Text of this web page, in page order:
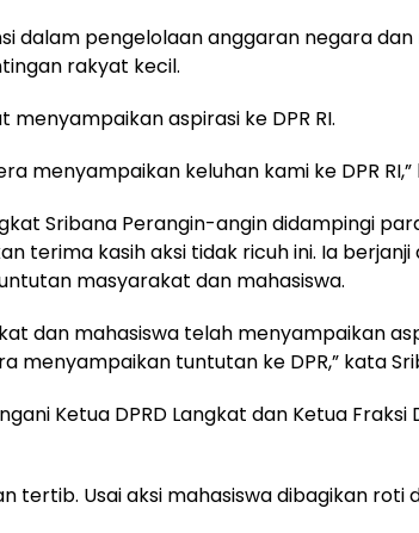
dalam pengelolaan anggaran negara
rakyat kecil.
aspirasi ke DPR RI.
menyampaikan keluhan kami ke DPR RI,”
Sribana Perangin-angin didampingi
terima kasih aksi tidak ricuh ini. Ia berjanji
masyarakat dan mahasiswa.
dan mahasiswa telah menyampaikan
menyampaikan tuntutan ke DPR,” kata
Ketua DPRD Langkat dan Ketua Fraksi
tertib. Usai aksi mahasiswa dibagikan roti